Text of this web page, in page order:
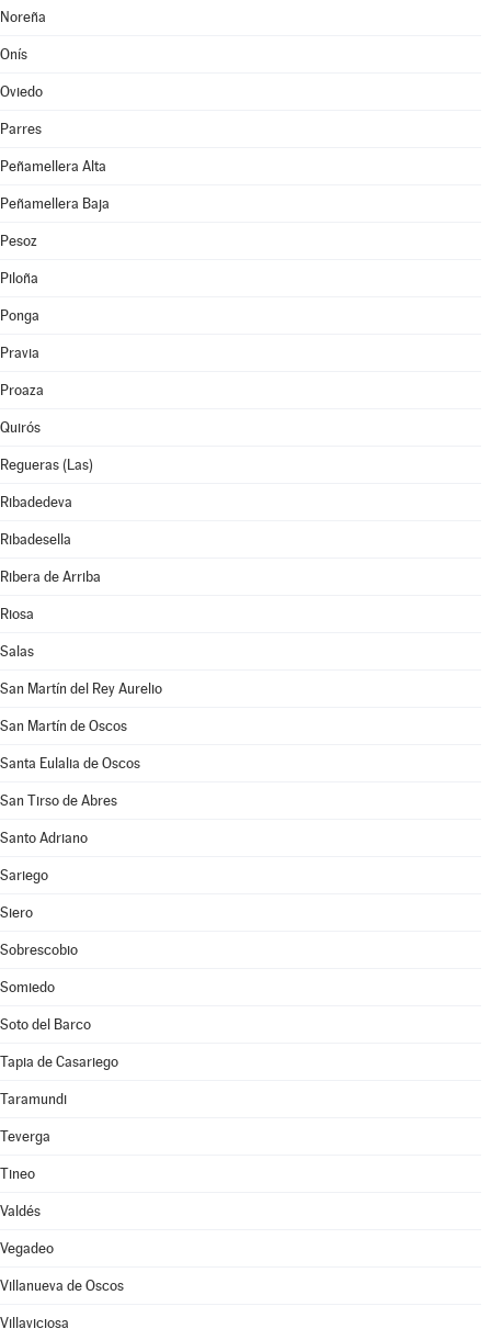
Noreña
Onís
Oviedo
Parres
Peñamellera Alta
Peñamellera Baja
Pesoz
Piloña
Ponga
Pravia
Proaza
Quirós
Regueras (Las)
Ribadedeva
Ribadesella
Ribera de Arriba
Riosa
Salas
San Martín del Rey Aurelio
San Martín de Oscos
Santa Eulalia de Oscos
San Tirso de Abres
Santo Adriano
Sariego
Siero
Sobrescobio
Somiedo
Soto del Barco
Tapia de Casariego
Taramundi
Teverga
Tineo
Valdés
Vegadeo
Villanueva de Oscos
Villaviciosa